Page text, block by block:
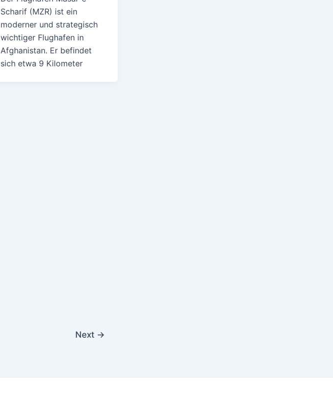
Scharif (MZR) ist ein
moderner und strategisch
wichtiger Flughafen in
Afghanistan. Er befindet
sich etwa 9 Kilometer
Next →